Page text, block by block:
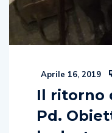
Aprile 16, 2019
Il ritorno
Pd.